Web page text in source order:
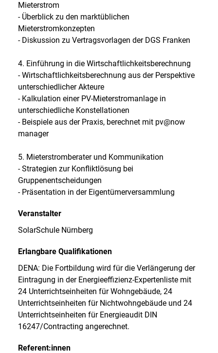
Mieterstrom
- Überblick zu den marktüblichen
Mieterstromkonzepten
- Diskussion zu Vertragsvorlagen der DGS Franken
4. Einführung in die Wirtschaftlichkeitsberechnung
- Wirtschaftlichkeitsberechnung aus der Perspektive
unterschiedlicher Akteure
- Kalkulation einer PV-Mieterstromanlage in
unterschiedliche Konstellationen
- Beispiele aus der Praxis, berechnet mit pv@now
manager
5. Mieterstromberater und Kommunikation
- Strategien zur Konfliktlösung bei
Gruppenentscheidungen
- Präsentation in der Eigentümerversammlung
Veranstalter
SolarSchule Nürnberg
Erlangbare Qualifikationen
DENA: Die Fortbildung wird für die Verlängerung der
Eintragung in der Energieeffizienz-Expertenliste mit
24 Unterrichtseinheiten für Wohngebäude, 24
Unterrichtseinheiten für Nichtwohngebäude und 24
Unterrichtseinheiten für Energieaudit DIN
16247/Contracting angerechnet.
Referent:innen